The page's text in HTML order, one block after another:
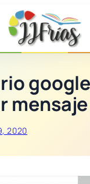
google
mensaje
2020